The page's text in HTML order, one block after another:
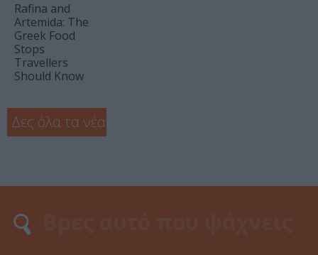
Rafina and
Artemida: The
Greek Food
Stops
Travellers
Should Know
Δες όλα τα νέα